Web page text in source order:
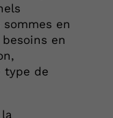
en
en
type de